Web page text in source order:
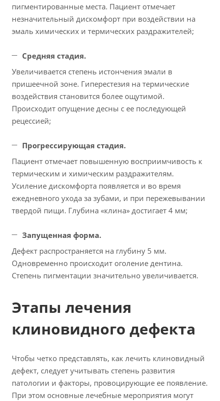
пигментированные места. Пациент отмечает
незначительный дискомфорт при воздействии на
эмаль химических и термических раздражителей;
Средняя стадия.
Увеличивается степень истончения эмали в
пришеечной зоне. Гиперестезия на термические
воздействия становится более ощутимой.
Происходит опущение десны с ее последующей
рецессией;
Прогрессирующая стадия.
Пациент отмечает повышенную восприимчивость к
термическим и химическим раздражителям.
Усиление дискомфорта появляется и во время
ежедневного ухода за зубами, и при пережевывании
твердой пищи. Глубина «клина» достигает 4 мм;
Запущенная форма.
Дефект распространяется на глубину 5 мм.
Одновременно происходит оголение дентина.
Степень пигментации значительно увеличивается.
Этапы лечения
клиновидного дефекта
Чтобы четко представлять, как лечить клиновидный
дефект, следует учитывать степень развития
патологии и факторы, провоцирующие ее появление.
При этом основные лечебные мероприятия могут